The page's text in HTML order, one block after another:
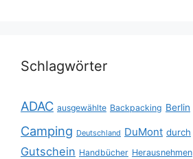
Schlagwörter
ADAC ausgewählte Backpacking Berlin
Camping Deutschland DuMont durch
Gutschein Handbücher Herausnehmen